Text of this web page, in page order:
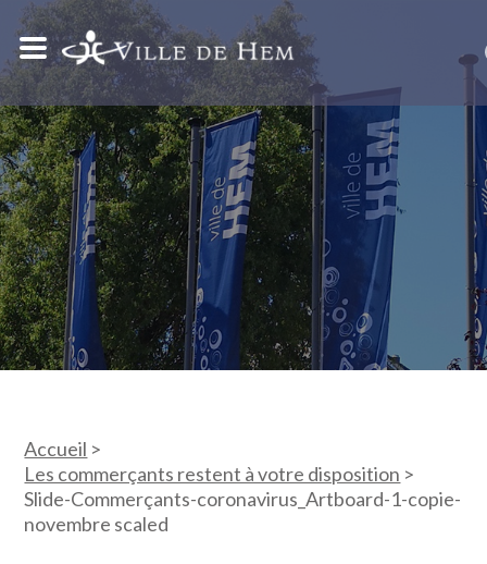
Accueil >
Les commerçants restent à votre disposition >
Slide-Commerçants-coronavirus_Artboard-1-copie-
novembre scaled